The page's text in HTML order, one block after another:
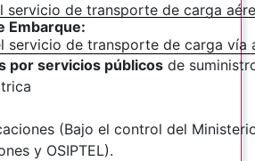
servicio de transporte de carga
Embarque:
servicio de transporte de carga vía
por servicios públicosde
(Bajo el control del
y OSIPTEL).